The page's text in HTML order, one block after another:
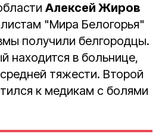
Алексей Жиров
"Мира Белогорья"
получили белгородцы.
находится в больнице,
тяжести. Второй
к медикам с болями